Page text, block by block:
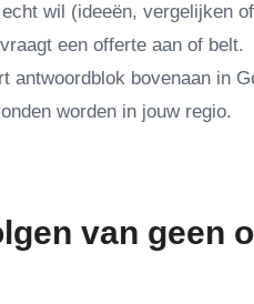
wil (ideeën, vergelijken
een offerte aan of belt.
antwoordblok bovenaan in
worden in jouw regio.
van geen